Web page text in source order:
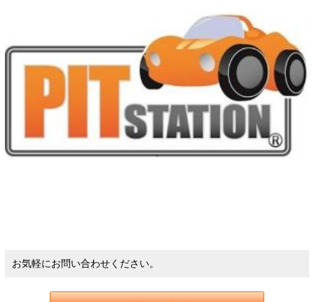
お気軽にお問い合わせください。